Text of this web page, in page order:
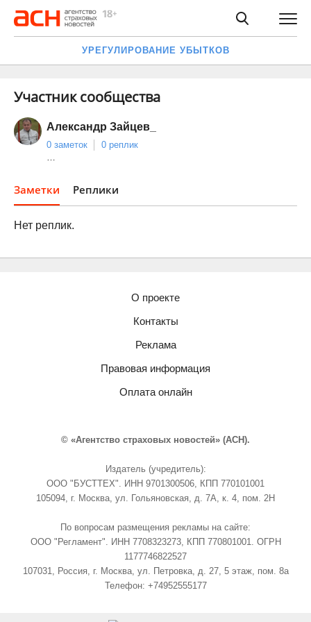
УРЕГУЛИРОВАНИЕ УБЫТКОВ
Участник сообщества
Александр Зайцев_
0 заметок
0 реплик
…
Заметки Реплики
Нет реплик.
О проекте
Контакты
Реклама
Правовая информация
Оплата онлайн
© «Агентство страховых новостей» (АСН).
Издатель (учредитель):
ООО "БУСТТЕХ". ИНН 9701300506, КПП 770101001
105094, г. Москва, ул. Гольяновская, д. 7А, к. 4, пом. 2Н
По вопросам размещения рекламы на сайте:
ООО "Регламент". ИНН 7708323273, КПП 770801001. ОГРН
1177746822527
107031, Россия, г. Москва, ул. Петровка, д. 27, 5 этаж, пом. 8а
Телефон: +74952555177